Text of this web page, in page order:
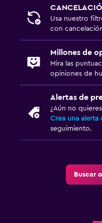
Usa nuestro
con
Millones de
Mira las
opiniones de
Alertas de
¿Aún no
Crea una alerta
seguimiento.
Buscar